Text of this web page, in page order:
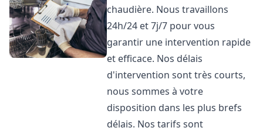
chaudière. Nous travaillons
24h/24 et 7j/7 pour vous
garantir une intervention rapide
et efficace. Nos délais
d'intervention sont très courts,
nous sommes à votre
disposition dans les plus brefs
délais. Nos tarifs sont